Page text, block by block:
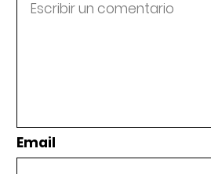
Email